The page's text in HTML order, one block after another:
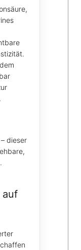
dieser
auf